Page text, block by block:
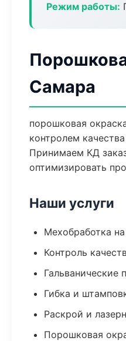
Режим работы:
Самара
порошковая
контролем
Принимаем КД
оптимизировать
Наши услуги
Мехобработка
Контроль
Гальванические
Гибка и
Раскрой и
Порошковая